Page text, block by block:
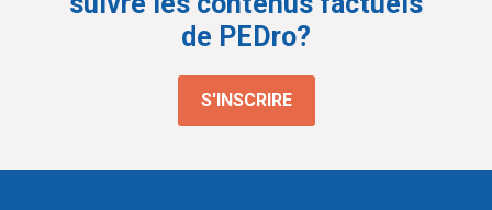
de PEDro?
S'INSCRIRE